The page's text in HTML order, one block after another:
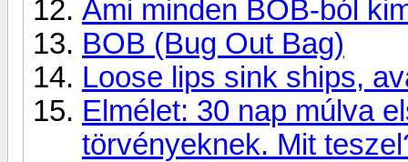
Ami minden BOB-ból
BOB (Bug Out Bag)
Loose lips sink ships,
Elmélet: 30 nap múlva
törvényeknek. Mit